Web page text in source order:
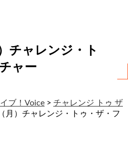
チャレンジ・ト
ャー
ブ！Voice > チャレンジ トゥ ザ
月）チャレンジ・トゥ・ザ・フ